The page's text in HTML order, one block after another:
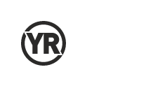
Inhalt
springen